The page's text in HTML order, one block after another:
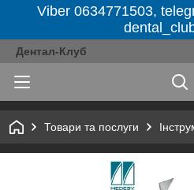
Viber 0634771503,
Дентал-Клуб
Товари та послуги